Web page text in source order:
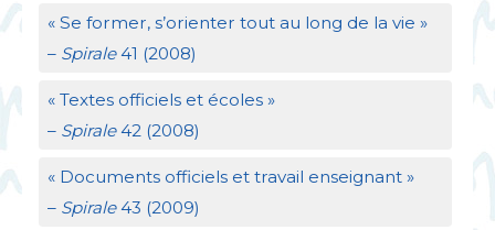
« Se former, s’orienter tout au long de la vie »
– Spirale41 (2008)
« Textes officiels et écoles »
– Spirale42 (2008)
« Documents officiels et travail enseignant »
– Spirale43 (2009)